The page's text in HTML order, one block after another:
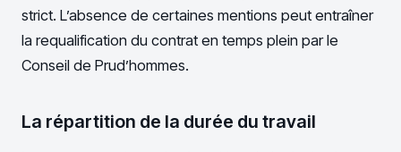
strict. L’absence de certaines mentions peut entraîner
la requalification du contrat en temps plein par le
Conseil de Prud’hommes.
La répartition de la durée du travail